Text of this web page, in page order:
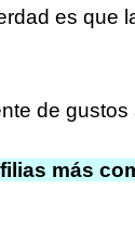
es que
de
más